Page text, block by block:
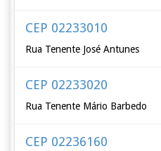
CEP 02233010
Rua Tenente José Antunes
CEP 02233020
Rua Tenente Mário Barbedo
CEP 02236160